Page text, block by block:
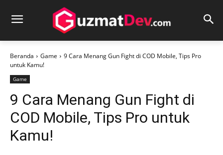
Beranda Game
9 Cara Menang Gun Fight di COD Mobile, Tips Pro
untuk Kamu!
Game
9 Cara Menang Gun Fight di
COD Mobile, Tips Pro untuk
Kamu!